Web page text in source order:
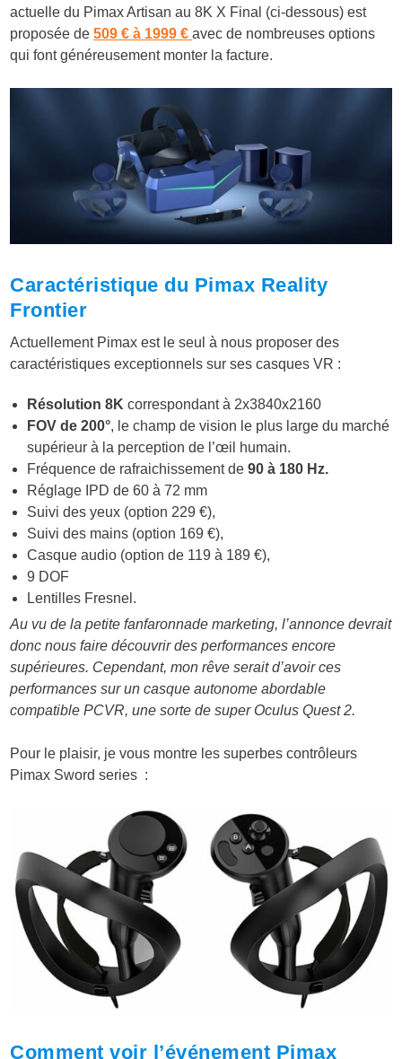
actuelle du Pimax Artisan au 8K X Final (ci-dessous) est
proposée de509 € à 1999 € avec de nombreuses options
qui font généreusement monter la facture.
Caractéristique du Pimax Reality
Frontier
Actuellement Pimax est le seul à nous proposer des
caractéristiques exceptionnels sur ses casques VR :
Résolution 8K correspondant à 2x3840x2160
FOV de 200°, le champ de vision le plus large du marché
supérieur à la perception de l’œil humain.
Fréquence de rafraichissement de90 à 180 Hz.
Réglage IPD de 60 à 72 mm
Suivi des yeux (option 229 €),
Suivi des mains (option 169 €),
Casque audio (option de 119 à 189 €),
9 DOF
Lentilles Fresnel.
Au vu de la petite fanfaronnade marketing, l’annonce devrait
donc nous faire découvrir des performances encore
supérieures. Cependant, mon rêve serait d’avoir ces
performances sur un casque autonome abordable
compatible PCVR, une sorte de super Oculus Quest 2.
Pour le plaisir, je vous montre les superbes contrôleurs
Pimax Sword series :
Comment voir l’événement Pimax